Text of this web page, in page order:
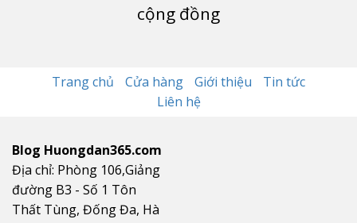
cộng đồng
Trang chủ Cửa hàng Giới thiệu
Tin tức
Liên hệ
Blog Huongdan365.com
Địa chỉ: Phòng 106,Giảng
đường B3 - Số 1 Tôn
Thất Tùng, Đống Đa, Hà